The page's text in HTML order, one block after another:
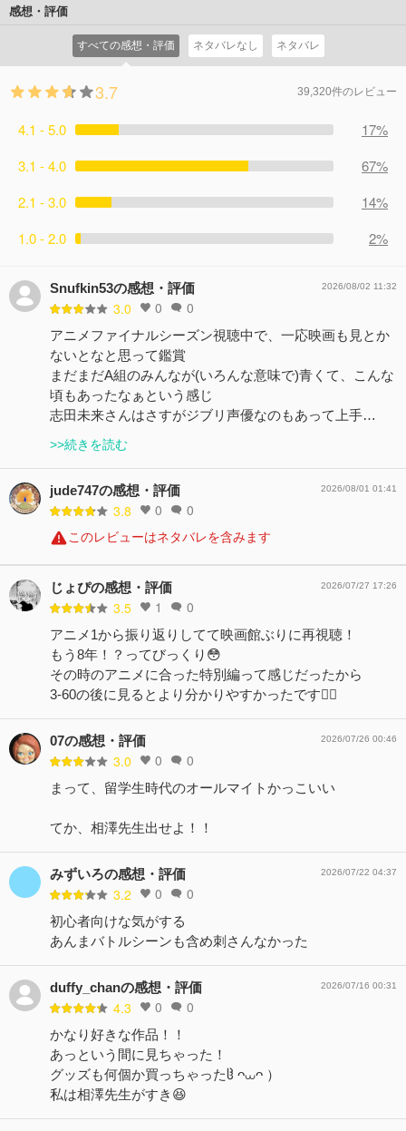
感想・評価
すべての感想・評価 ネタバレなし ネタバレ
3.7 39,320件のレビュー
4.1 - 5.0
17%
3.1 - 4.0
67%
2.1 - 3.0
14%
1.0 - 2.0
2%
Snufkin53の感想・評価
3.0 0 0
2026/08/02 11:32
アニメファイナルシーズン視聴中で、一応映画も見とか
ないとなと思って鑑賞
まだまだA組のみんなが(いろんな意味で)青くて、こんな
頃もあったなぁという感じ
志田未来さんはさすがジブリ声優なのもあって上手…
>>続きを読む
jude747の感想・評価
3.8 0 0
2026/08/01 01:41
このレビューはネタバレを含みます
じょぴの感想・評価
3.5 1 0
2026/07/27 17:26
アニメ1から振り返りしてて映画館ぶりに再視聴！
もう8年！？ってびっくり😳
その時のアニメに合った特別編って感じだったから
3-60の後に見るとより分かりやすかったです🙆‍♀️
07の感想・評価
3.0 0 0
2026/07/26 00:46
まって、留学生時代のオールマイトかっこいい
てか、相澤先生出せよ！！
みずいろの感想・評価
3.2 0 0
2026/07/22 04:37
初心者向けな気がする
あんまバトルシーンも含め刺さんなかった
duffy_chanの感想・評価
4.3 0 0
2026/07/16 00:31
かなり好きな作品！！
あっという間に見ちゃった！
グッズも何個か買っちゃったჱ̒ ᴖ⩊ᴖ ）‪ ‪
私は相澤先生がすき😆